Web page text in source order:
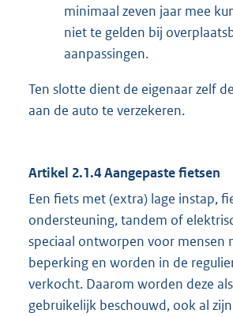
minimaal zeven jaar mee
niet te gelden bij
aanpassingen.
Ten slotte dient de eigenaar zelf
aan de auto te verzekeren.
Artikel 2.1.4 Aangepaste fietsen
Een fiets met (extra) lage instap,
ondersteuning, tandem of
speciaal ontworpen voor mensen
beperking en worden in de
verkocht. Daarom worden deze
gebruikelijk beschouwd, ook al